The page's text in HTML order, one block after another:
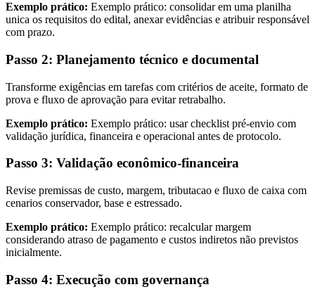
Exemplo prático: Exemplo prático: consolidar em uma planilha
unica os requisitos do edital, anexar evidências e atribuir responsável
com prazo.
Passo 2: Planejamento técnico e documental
Transforme exigências em tarefas com critérios de aceite, formato de
prova e fluxo de aprovação para evitar retrabalho.
Exemplo prático: Exemplo prático: usar checklist pré-envio com
validação jurídica, financeira e operacional antes de protocolo.
Passo 3: Validação econômico-financeira
Revise premissas de custo, margem, tributacao e fluxo de caixa com
cenarios conservador, base e estressado.
Exemplo prático: Exemplo prático: recalcular margem
considerando atraso de pagamento e custos indiretos não previstos
inicialmente.
Passo 4: Execução com governança